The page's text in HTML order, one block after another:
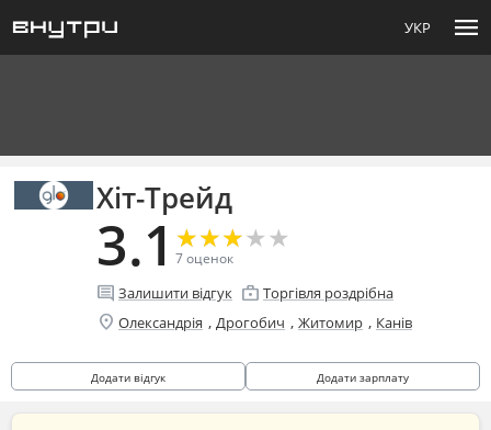
УКР menu
Хіт-Трейд
3.1 ★
★★
★★
★★
★★
★
7оценок
comment Залишити відгук enterprise Торгівля роздрібна
location_on Олександрія , Дрогобич , Житомир , Канів
Додати відгук Додати зарплату